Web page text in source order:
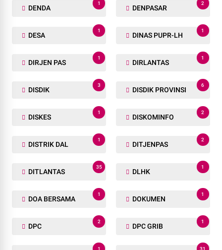
DENDA
1
DENPASAR
2
DESA
1
DINAS PUPR-LH
1
DIRJEN PAS
1
DIRLANTAS
1
DISDIK
3
DISDIK PROVINSI
6
DISKES
1
DISKOMINFO
2
DISTRIK DAL
1
DITJENPAS
2
DITLANTAS
35
DLHK
1
DOA BERSAMA
1
DOKUMEN
1
DPC
2
DPC GRIB
1
1 31